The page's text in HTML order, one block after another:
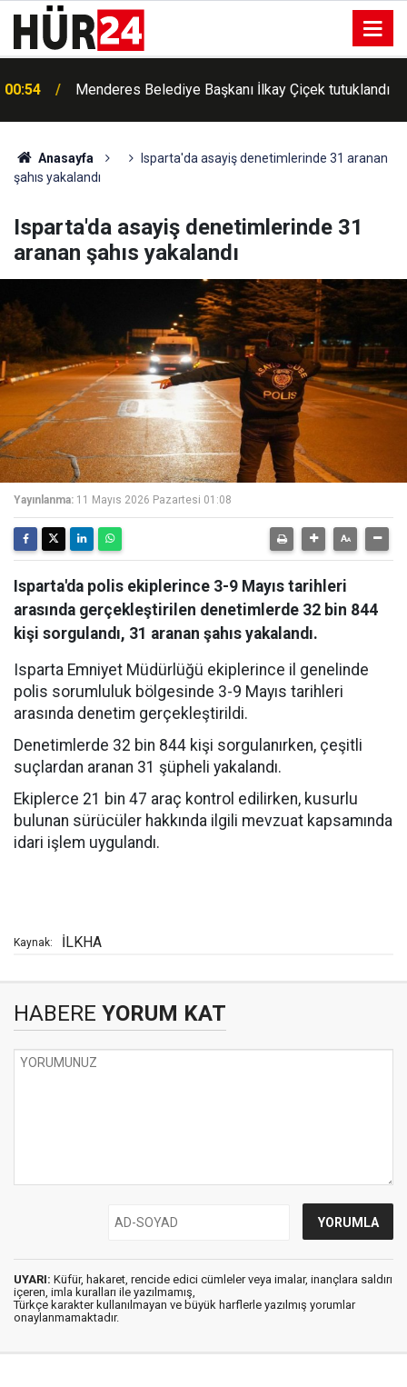
00:54 Menderes Belediye Başkanı İlkay Çiçek tutuklandı
Anasayfa
Isparta'da asayiş denetimlerinde 31 aranan
şahıs yakalandı
Isparta'da asayiş denetimlerinde 31
aranan şahıs yakalandı
Yayınlanma: 11 Mayıs 2026 Pazartesi 01:08
Isparta'da polis ekiplerince 3-9 Mayıs tarihleri
arasında gerçekleştirilen denetimlerde 32 bin 844
kişi sorgulandı, 31 aranan şahıs yakalandı.
Isparta Emniyet Müdürlüğü ekiplerince il genelinde
polis sorumluluk bölgesinde 3-9 Mayıs tarihleri
arasında denetim gerçekleştirildi.
Denetimlerde 32 bin 844 kişi sorgulanırken, çeşitli
suçlardan aranan 31 şüpheli yakalandı.
Ekiplerce 21 bin 47 araç kontrol edilirken, kusurlu
bulunan sürücüler hakkında ilgili mevzuat kapsamında
idari işlem uygulandı.
Kaynak: İLKHA
HABERE YORUM KAT
UYARI: Küfür, hakaret, rencide edici cümleler veya imalar, inançlara saldırı
içeren, imla kuralları ile yazılmamış,
Türkçe karakter kullanılmayan ve büyük harflerle yazılmış yorumlar
onaylanmamaktadır.